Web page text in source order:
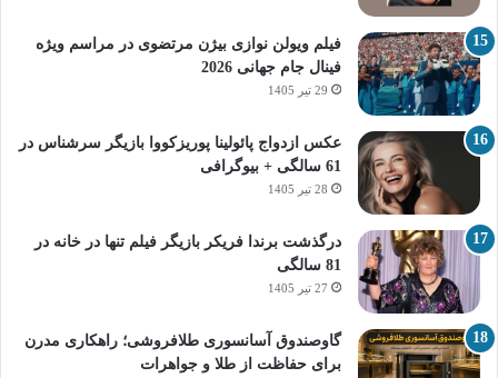
فیلم ویولن نوازی بیژن مرتضوی در مراسم ویژه
فینال جام جهانی 2026
29 تیر 1405
عکس ازدواج پائولینا پوریزکووا بازیگر سرشناس در
61 سالگی + بیوگرافی
28 تیر 1405
درگذشت برندا فریکر بازیگر فیلم تنها در خانه در
81 سالگی
27 تیر 1405
گاوصندوق آسانسوری طلافروشی؛ راهکاری مدرن
برای حفاظت از طلا و جواهرات